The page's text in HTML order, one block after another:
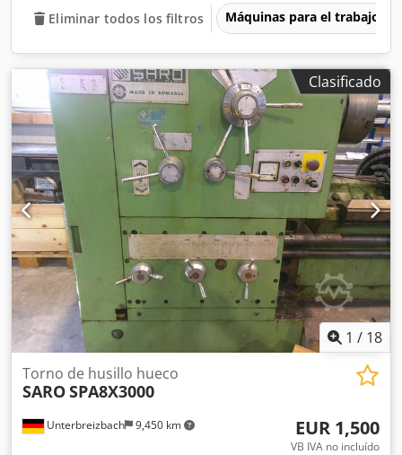
Eliminar todos los filtros Máquinas para el trabajo
Clasificado
1 / 18
Unterbreizbach 9,450 km
Torno de husillo hueco
SAROSPA8X3000
EUR 1,500
VB IVA no incluído